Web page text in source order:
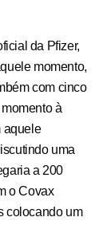
da Pfizer,
momento,
com cinco
à
aquele
uma
a 200
o Covax
colocando um